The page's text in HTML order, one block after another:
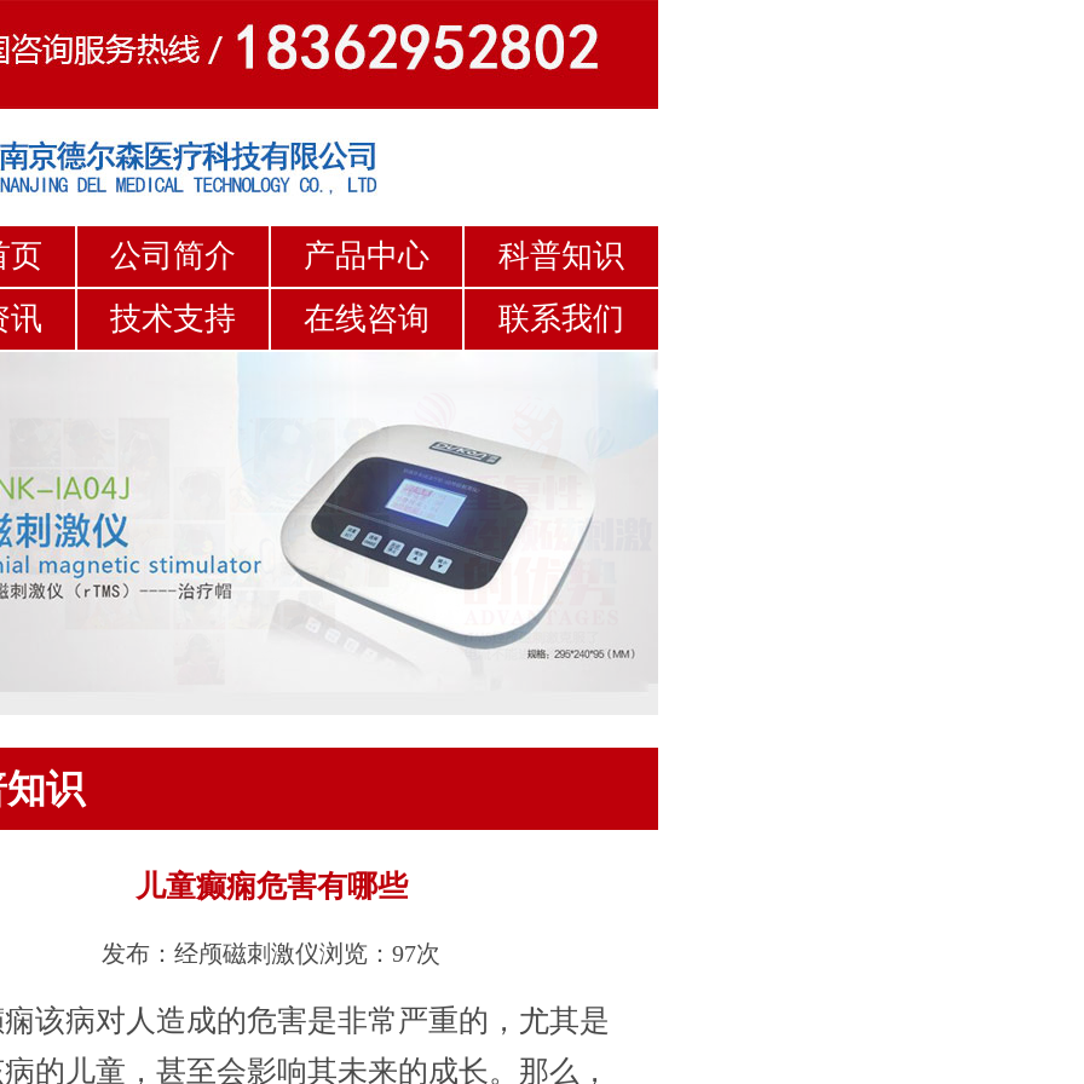
页 公司简介 产品中心
科普知识
讯
技术支持 在线咨询 联系我们
识
儿童癫痫危害有哪些
发布：经颅磁刺激仪浏览：97次
病对人造成的危害是非常严重的，尤其是
的儿童，甚至会影响其未来的成长。那么，